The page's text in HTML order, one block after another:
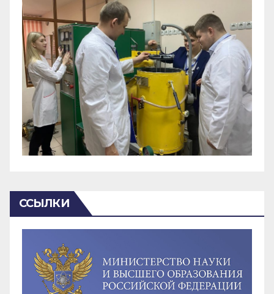
ССЫЛКИ